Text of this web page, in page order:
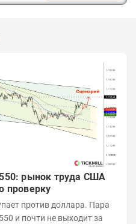
рынок труда США
проверку
против доллара. Пара
и почти не выходит за